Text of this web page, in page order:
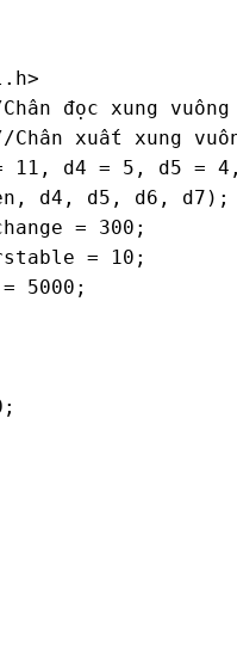
đọc xung vuông
xuất xung
11, d4 = 5, d5 =
d4, d5, d6, d7);
= 300;
= 10;
5000;